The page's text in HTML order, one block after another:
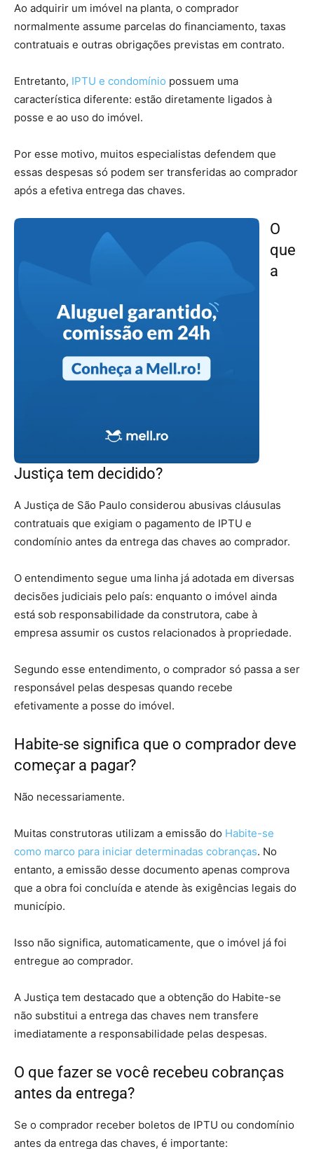
Ao adquirir um imóvel na planta, o comprador
normalmente assume parcelas do financiamento, taxas
contratuais e outras obrigações previstas em contrato.
Entretanto, IPTU e condomínio possuem uma
característica diferente: estão diretamente ligados à
posse e ao uso do imóvel.
Por esse motivo, muitos especialistas defendem que
essas despesas só podem ser transferidas ao comprador
após a efetiva entrega das chaves.
O
que
a
Justiça tem decidido?
A Justiça de São Paulo considerou abusivas cláusulas
contratuais que exigiam o pagamento de IPTU e
condomínio antes da entrega das chaves ao comprador.
O entendimento segue uma linha já adotada em diversas
decisões judiciais pelo país: enquanto o imóvel ainda
está sob responsabilidade da construtora, cabe à
empresa assumir os custos relacionados à propriedade.
Segundo esse entendimento, o comprador só passa a ser
responsável pelas despesas quando recebe
efetivamente a posse do imóvel.
Habite-se significa que o comprador deve
começar a pagar?
Não necessariamente.
Muitas construtoras utilizam a emissão do Habite-se
como marco para iniciar determinadas cobranças. No
entanto, a emissão desse documento apenas comprova
que a obra foi concluída e atende às exigências legais do
município.
Isso não significa, automaticamente, que o imóvel já foi
entregue ao comprador.
A Justiça tem destacado que a obtenção do Habite-se
não substitui a entrega das chaves nem transfere
imediatamente a responsabilidade pelas despesas.
O que fazer se você recebeu cobranças
antes da entrega?
Se o comprador receber boletos de IPTU ou condomínio
antes da entrega das chaves, é importante: